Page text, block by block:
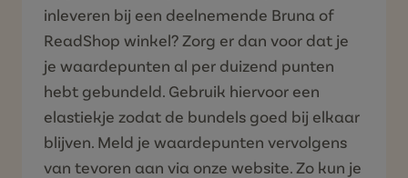
inleveren bij een deelnemende Bruna of
ReadShop winkel? Zorg er dan voor dat je
je waardepunten al per duizend punten
hebt gebundeld. Gebruik hiervoor een
elastiekje zodat de bundels goed bij elkaar
blijven. Meld je waardepunten vervolgens
van tevoren aan via onze website. Zo kun je